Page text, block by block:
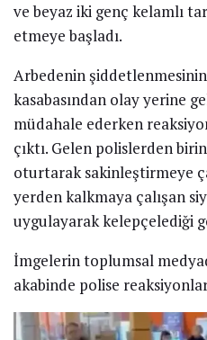
ve beyaz iki genç kelamlı
etmeye başladı.
Arbedenin
kasabasından olay yerine
müdahale ederken
çıktı. Gelen polislerden
oturtarak sakinleştirmeye
yerden kalkmaya çalışan
uygulayarak kelepçelediği
İmgelerin toplumsal
akabinde polise